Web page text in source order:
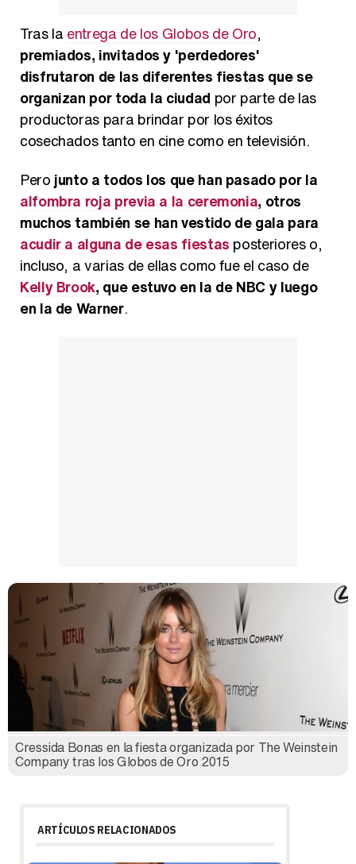
Tras la entrega de los Globos de Oro,
premiados, invitados y 'perdedores'
disfrutaron de las diferentes fiestas que se
organizan por toda la ciudad por parte de las
productoras para brindar por los éxitos
cosechados tanto en cine como en televisión.
Pero junto a todos los que han pasado por la
alfombra roja previa a la ceremonia, otros
muchos también se han vestido de gala para
acudir a alguna de esas fiestas posteriores o,
incluso, a varias de ellas como fue el caso de
Kelly Brook, que estuvo en la de NBC y luego
en la de Warner.
Cressida Bonas en la fiesta organizada por The Weinstein
Company tras los Globos de Oro 2015
ARTÍCULOS RELACIONADOS